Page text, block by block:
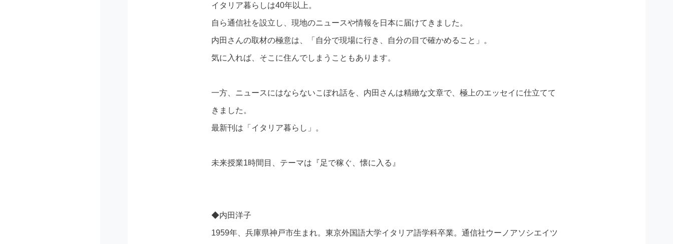
イタリア暮らしは40年以上。
自ら通信社を設立し、現地のニュースや情報を日本に届けてきました。
内田さんの取材の極意は、「自分で現場に行き、自分の目で確かめること」。
気に入れば、そこに住んでしまうこともあります。
一方、ニュースにはならないこぼれ話を、内田さんは精緻な文章で、極上のエッセイに仕立てて
きました。
最新刊は「イタリア暮らし」。
未来授業1時間目、テーマは『足で稼ぐ、懐に入る』
◆内田洋子
1959年、兵庫県神戸市生まれ。東京外国語大学イタリア語学科卒業。通信社ウーノアソシエイツ